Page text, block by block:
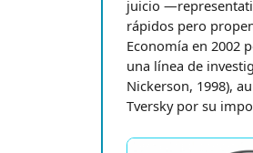
juicio
rápidos pero
Economía en 2002
una línea de
Nickerson, 1998),
Tversky por su